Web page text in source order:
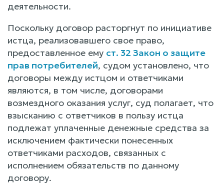
деятельности.
Поскольку договор расторгнут по инициативе
истца, реализовавшего свое право,
предоставленное ему ст. 32 Закон о защите
прав потребителей, судом установлено, что
договоры между истцом и ответчиками
являются, в том числе, договорами
возмездного оказания услуг, суд полагает, что
взысканию с ответчиков в пользу истца
подлежат уплаченные денежные средства за
исключением фактически понесенных
ответчиками расходов, связанных с
исполнением обязательств по данному
договору.